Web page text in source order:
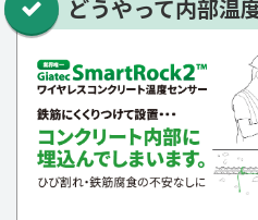
どうやって内部温